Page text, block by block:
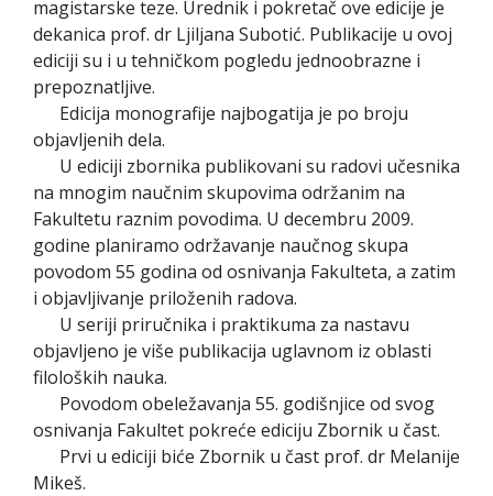
magistarske teze. Urednik i pokretač ove edicije je
dekanica prof. dr Ljiljana Subotić. Publikacije u ovoj
ediciji su i u tehničkom pogledu jednoobrazne i
prepoznatljive.
Edicija monografije najbogatija je po broju
objavljenih dela.
U ediciji zbornika publikovani su radovi učesnika
na mnogim naučnim skupovima održanim na
Fakultetu raznim povodima. U decembru 2009.
godine planiramo održavanje naučnog skupa
povodom 55 godina od osnivanja Fakulteta, a zatim
i objavljivanje priloženih radova.
U seriji priručnika i praktikuma za nastavu
objavljeno je više publikacija uglavnom iz oblasti
filoloških nauka.
Povodom obeležavanja 55. godišnjice od svog
osnivanja Fakultet pokreće ediciju Zbornik u čast.
Prvi u ediciji biće Zbornik u čast prof. dr Melanije
Mikeš.